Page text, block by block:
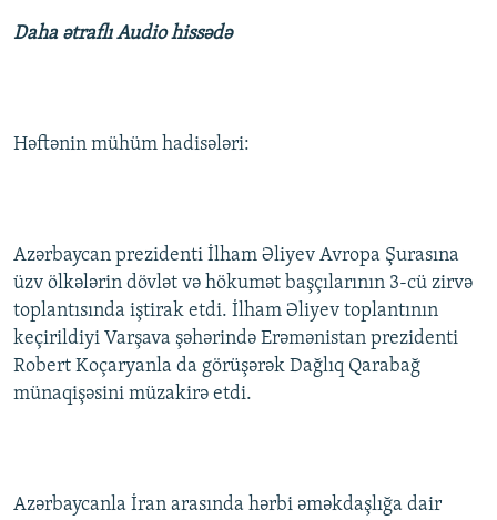
Daha ətraflı Audio hissədə
Həftənin mühüm hadisələri:
Azərbaycan prezidenti İlham Əliyev Avropa Şurasına
üzv ölkələrin dövlət və hökumət başçılarının 3-cü zirvə
toplantısında iştirak etdi. İlham Əliyev toplantının
keçirildiyi Varşava şəhərində Erəmənistan prezidenti
Robert Koçaryanla da görüşərək Dağlıq Qarabağ
münaqişəsini müzakirə etdi.
Azərbaycanla İran arasında hərbi əməkdaşlığa dair